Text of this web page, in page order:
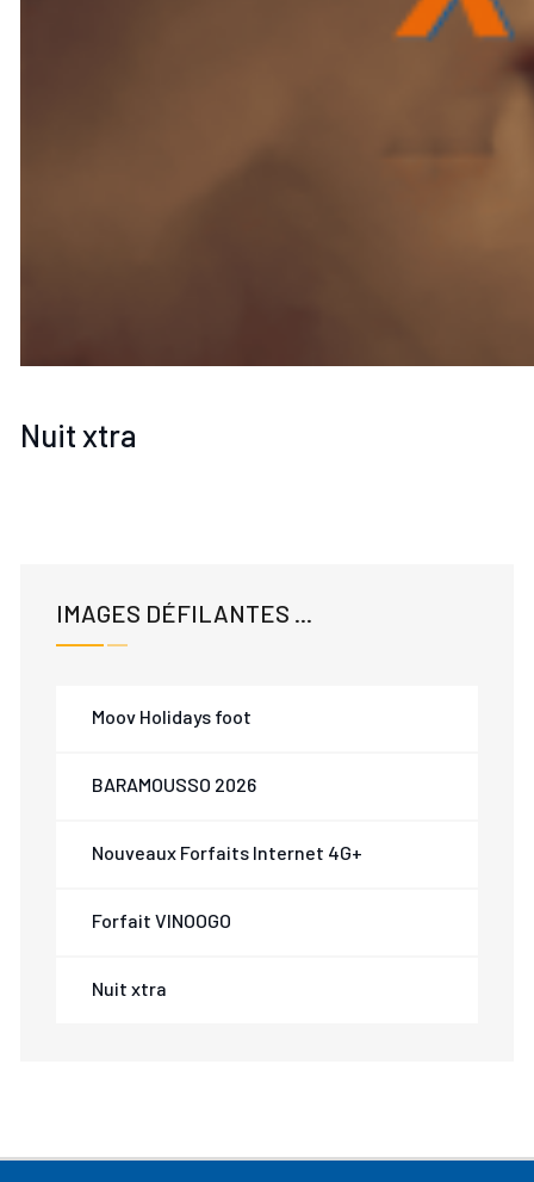
IMAGES DÉFILANTES ...
Moov Holidays foot
BARAMOUSSO 2026
Nouveaux Forfaits Internet 4G+
Forfait VINOOGO
Nuit xtra
Nuit xtra